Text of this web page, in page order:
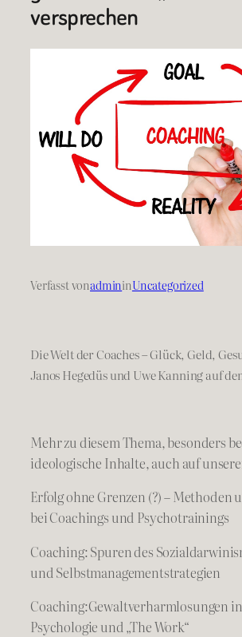
versprechen
Verfasst vonadmininUncategorized
Die Welt der Coaches – Glück, Geld,
Janos Hegedüs und Uwe Kanning auf
Mehr zu diesem Thema, besonders
ideologische Inhalte, auch auf
Erfolg ohne Grenzen (?) – Methoden
bei Coachings und Psychotrainings
Coaching: Spuren des
und Selbstmanagementstrategien
Coaching:Gewaltverharmlosungen
Psychologie und „The Work“